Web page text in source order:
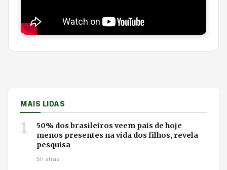
MAIS LIDAS
1
50% dos brasileiros veem pais de hoje
menos presentes na vida dos filhos, revela
pesquisa
5h atrás